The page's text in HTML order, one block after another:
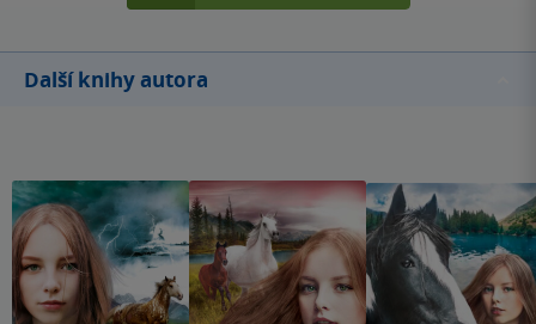
Další knihy autora